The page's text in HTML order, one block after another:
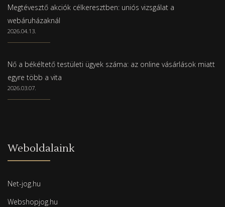
Megtévesztő akciók célkeresztben: uniós vizsgálat a
webáruházaknál
2026.04.13.
Nő a békéltető testületi ügyek száma: az online vásárlások miatt
egyre több a vita
2026.03.07.
Weboldalaink
Net-jog.hu
Webshopjog.hu